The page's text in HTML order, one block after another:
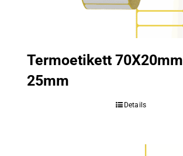
Termoetikett
25mm
Details